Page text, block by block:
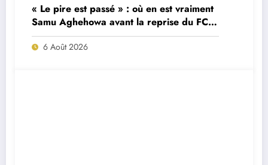
« Le pire est passé » : où en est vraiment
Samu Aghehowa avant la reprise du FC
Porto ?
6 Août 2026